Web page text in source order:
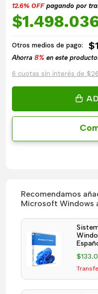
12.6% OFFpagando por
Otros medios de pago:
Ahorra 8% en este
6 cuotas sin interés de
Recomendamos
Microsoft Windows